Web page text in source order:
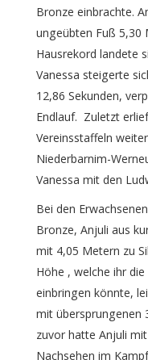
Bronze einbrachte.
ungeübten Fuß 5,30
Hausrekord landete
Vanessa steigerte
12,86 Sekunden,
Endlauf. Zuletzt
Vereinsstaffeln
Niederbarnim-
Vanessa mit den
Bei den
Bronze, Anjuli aus
mit 4,05 Metern zu
Höhe , welche ihr
einbringen könnte,
mit übersprungenen
zuvor hatte Anjuli
Nachsehen im